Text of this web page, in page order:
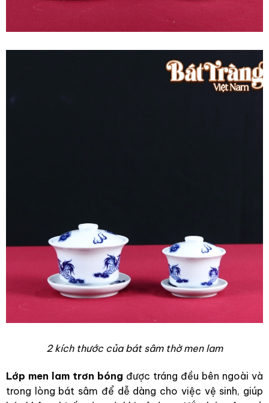
2 kích thước của bát sâm thờ men lam
Lớp men lam trơn bóng được tráng đều bên ngoài và
trong lòng bát sâm để dễ dàng cho việc vệ sinh, giúp